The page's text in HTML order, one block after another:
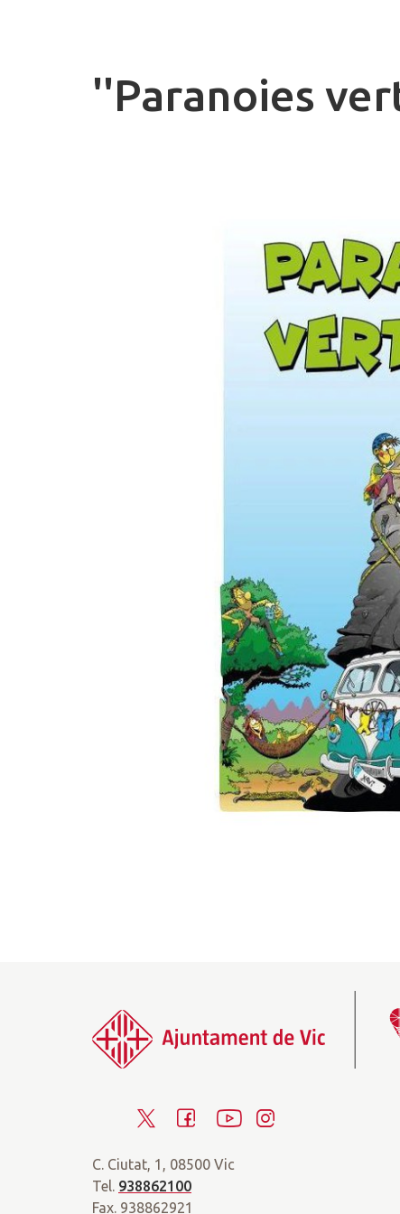
''Paranoies
i
t
c
Y
C. Ciutat, 1, 08500 Vic
Tel. 938862100
Fax. 938862921